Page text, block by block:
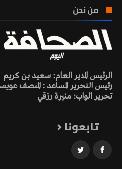
من نحن
الرئيس المدير العام: سعيد بن كريم
رئيس التحرير المساعد : المنصف
تحرير الواب: منيرة رزقي
تابعونا